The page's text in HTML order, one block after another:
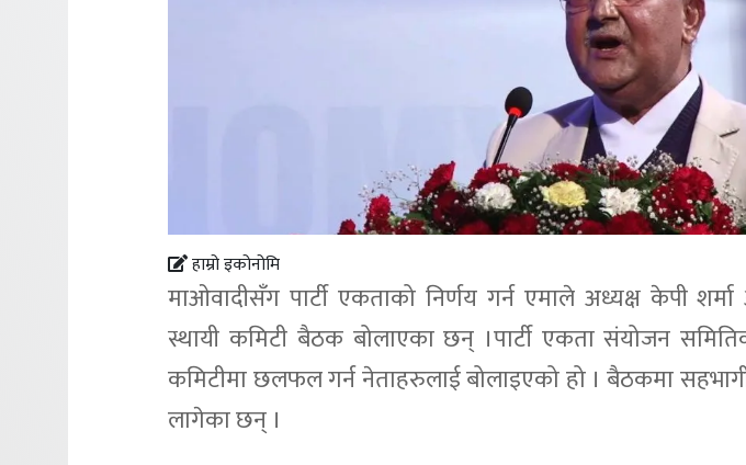
हाम्रो इकोनोमि
माओवादीसँग पार्टी एकताको निर्णय गर्न एमाले अध्यक्ष केपी
स्थायी कमिटी बैठक बोलाएका छन् ।पार्टी एकता संयोजन
कमिटीमा छलफल गर्न नेताहरुलाई बोलाइएको हो । बैठकमा
लागेका छन् ।